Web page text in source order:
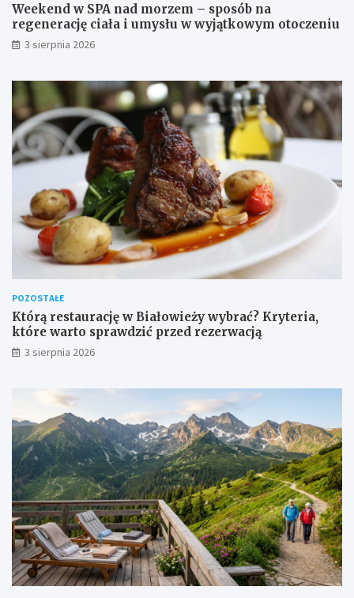
Weekend w SPA nad morzem – sposób na
regenerację ciała i umysłu w wyjątkowym otoczeniu
3 sierpnia 2026
POZOSTAŁE
Którą restaurację w Białowieży wybrać? Kryteria,
które warto sprawdzić przed rezerwacją
3 sierpnia 2026